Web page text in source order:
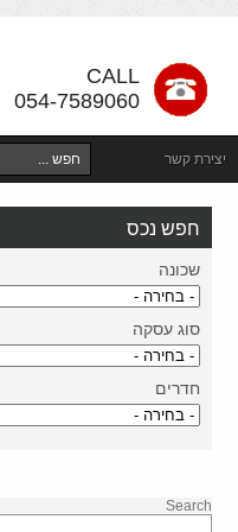
CALL
054-7589060
יצירת קשר
חפש נכס
שכונה
סוג עסקה
חדרים
Search